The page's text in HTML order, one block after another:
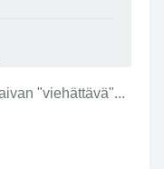
ollukaan!
"viehättävä"...